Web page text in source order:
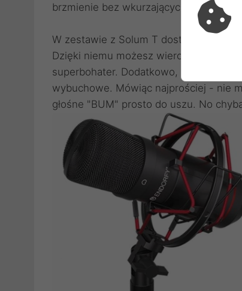
brzmienie bez wkurzających hałasów w
W zestawie z Solum T dostajesz
Dzięki niemu możesz wiercić się przy
superbohater. Dodatkowo, dołączony
wybuchowe. Mówiąc najprościej - nie
głośne "BUM" prosto do uszu. No